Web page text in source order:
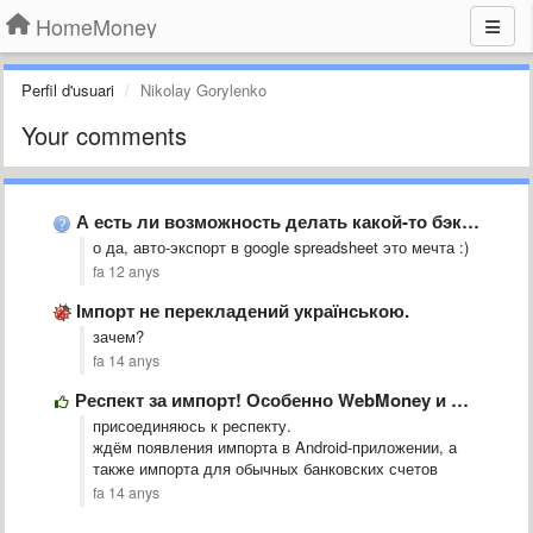
HomeMoney
Perfil d'usuari Nikolay Gorylenko
Your comments
А есть ли возможность делать какой-то бэкап данных на свой …
о да, авто-экспорт в google spreadsheet это мечта :)
fa 12 anys
Імпорт не перекладений українською.
зачем?
fa 14 anys
Респект за импорт! Особенно WebMoney и Приват24
присоединяюсь к респекту.
ждём появления импорта в Android-приложении, а
также импорта для обычных банковских счетов
fa 14 anys